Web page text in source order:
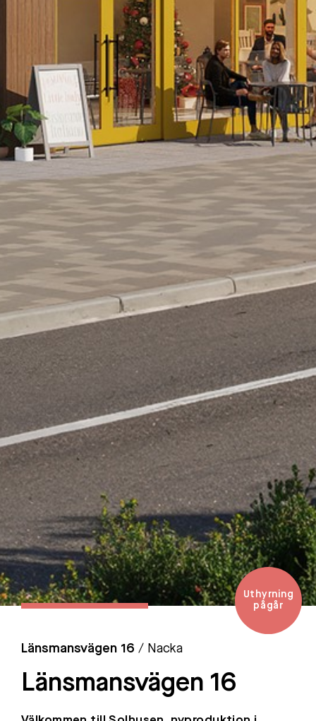
Uthyrning
pågår
Länsmansvägen 16 / Nacka
Länsmansvägen 16